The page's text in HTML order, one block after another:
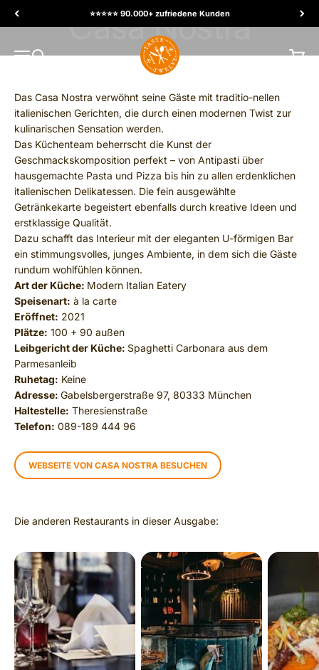
⭐️⭐️⭐️⭐️⭐️ 90.000+ zufriedene Kunden
MENÚ
Buscar
TasteTwelve
Carrito
Das Casa Nostra verwöhnt seine Gäste mit traditio-nellen
italienischen Gerichten, die durch einen modernen Twist zur
kulinarischen Sensation werden.
Das Küchenteam beherrscht die Kunst der
Geschmackskomposition perfekt – von Antipasti über
hausgemachte Pasta und Pizza bis hin zu allen erdenklichen
italienischen Delikatessen. Die fein ausgewählte
Getränkekarte begeistert ebenfalls durch kreative Ideen und
erstklassige Qualität.
Dazu schafft das Interieur mit der eleganten U-förmigen Bar
ein stimmungsvolles, junges Ambiente, in dem sich die Gäste
rundum wohlfühlen können.
Art der Küche: Modern Italian Eatery
Speisenart: à la carte
Eröffnet: 2021
Plätze: 100 + 90 außen
Leibgericht der Küche: Spaghetti Carbonara aus dem
Parmesanleib
Ruhetag: Keine
Adresse: Gabelsbergerstraße 97, 80333 München
Haltestelle: Theresienstraße
Telefon: 089-189 444 96
WEBSEITE VON CASA NOSTRA BESUCHEN